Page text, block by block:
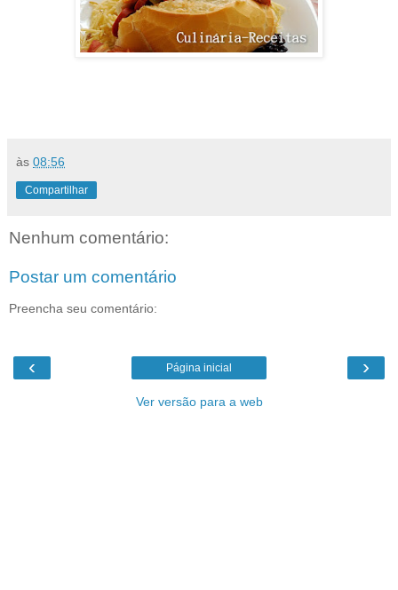
às 08:56
Compartilhar
Nenhum comentário:
Postar um comentário
Preencha seu comentário:
‹ ›
Página inicial
Ver versão para a web